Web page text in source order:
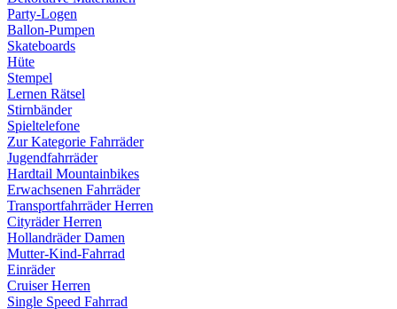
Party-Logen
Ballon-Pumpen
Skateboards
Hüte
Stempel
Lernen Rätsel
Stirnbänder
Spieltelefone
Zur Kategorie Fahrräder
Jugendfahrräder
Hardtail Mountainbikes
Erwachsenen Fahrräder
Transportfahrräder Herren
Cityräder Herren
Hollandräder Damen
Mutter-Kind-Fahrrad
Einräder
Cruiser Herren
Single Speed Fahrrad